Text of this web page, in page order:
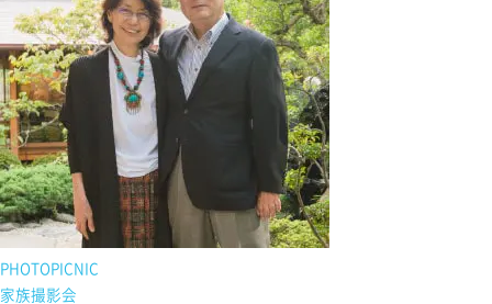
PHOTOPICNIC
家族撮影会